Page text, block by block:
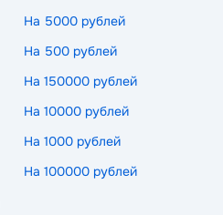
На 5000 рублей
На 500 рублей
На 150000 рублей
На 10000 рублей
На 1000 рублей
На 100000 рублей